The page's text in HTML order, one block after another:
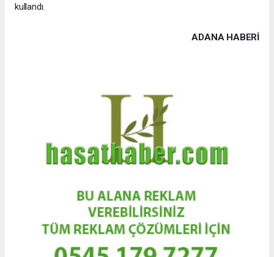
kullandı.
ADANA HABERİ